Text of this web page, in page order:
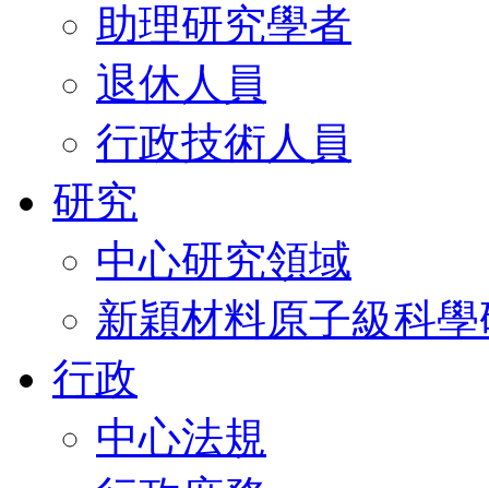
助理研究學者
退休人員
行政技術人員
研究
中心研究領域
新穎材料原子級科
行政
中心法規